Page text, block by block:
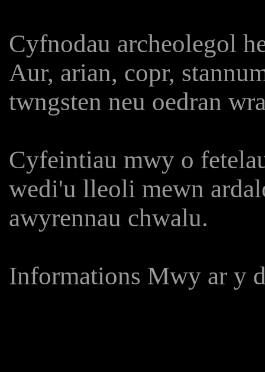
Cyfnodau archeolegol
Aur, arian, copr,
twngsten neu oedran
Cyfeintiau mwy o
wedi'u lleoli mewn
awyrennau chwalu.
Informations Mwy ar y